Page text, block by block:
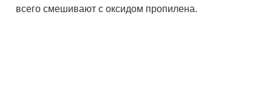
всего смешивают с оксидом пропилена.